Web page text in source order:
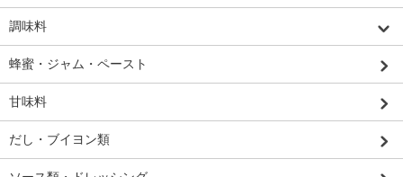
調味料
蜂蜜・ジャム・ペースト
甘味料
だし・ブイヨン類